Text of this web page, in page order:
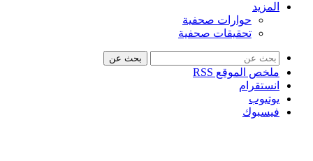
المزيد
حوارات صحفية
تحقيقات صحفية
بحث عن
ملخص الموقع RSS
انستقرام
يوتيوب
فيسبوك